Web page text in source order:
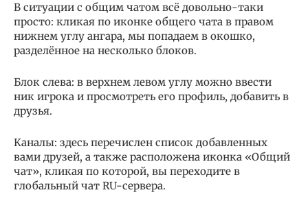
В ситуации с общим чатом всё довольно-таки
просто: кликая по иконке общего чата в правом
нижнем углу ангара, мы попадаем в окошко,
разделённое на несколько блоков.
Блок слева: в верхнем левом углу можно ввести
ник игрока и просмотреть его профиль, добавить в
друзья.
Каналы: здесь перечислен список добавленных
вами друзей, а также расположена иконка «Общий
чат», кликая по которой, вы переходите в
глобальный чат RU-сервера.